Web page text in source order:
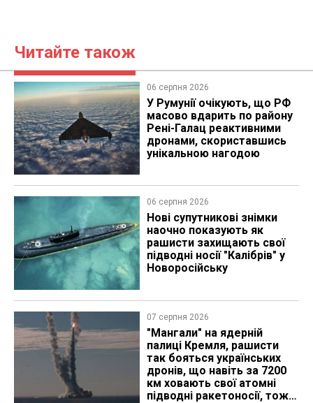
Читайте також
06 серпня 2026
У Румунії очікують, що РФ
масово вдарить по району
Рені-Галац реактивними
дронами, скориставшись
унікальною нагодою
06 серпня 2026
Нові супутникові знімки
наочно показують як
рашисти захищають свої
підводні носії "Калібрів" у
Новоросійську
07 серпня 2026
"Мангали" на ядерній
палиці Кремля, рашисти
так бояться українських
дронів, що навіть за 7200
км ховають свої атомні
підводні ракетоносії, тож